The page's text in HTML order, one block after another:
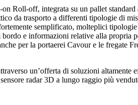
Roll-off, integrata su un pallet
da trasporto a differenti tipologie di
semplificato, molteplici
e informazioni relative alla propria
per la portaerei Cavour e le fregate
un’offerta di soluzioni
radar 3D a lungo raggio più